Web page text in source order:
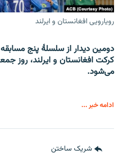
رویارویی افغانستان و ایرلند
دومین دیدار از سلسلۀ پنج
می‌شود.
ادامه خبر ...
شریک ساختن